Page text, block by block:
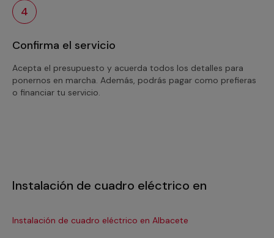
4
Confirma el servicio
Acepta el presupuesto y acuerda todos los detalles para
ponernos en marcha. Además, podrás pagar como prefieras
o financiar tu servicio.
Instalación de cuadro eléctrico en
Instalación de cuadro eléctrico en Albacete